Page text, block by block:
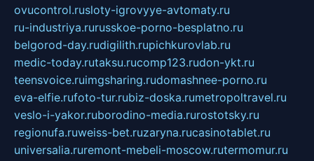
ovucontrol.rusloty-igrovyye-avtomaty.ru
ru-industriya.rurusskoe-porno-besplatno.ru
belgorod-day.rudigilith.rupichkurovlab.ru
medic-today.rutaksu.rucomp123.rudon-ykt.ru
teensvoice.ruimgsharing.rudomashnee-porno.ru
eva-elfie.rufoto-tur.rubiz-doska.rumetropoltravel.ru
veslo-i-yakor.ruborodino-media.rurostotsky.ru
regionufa.ruweiss-bet.ruzaryna.rucasinotablet.ru
universalia.ruremont-mebeli-moscow.rutermomur.ru